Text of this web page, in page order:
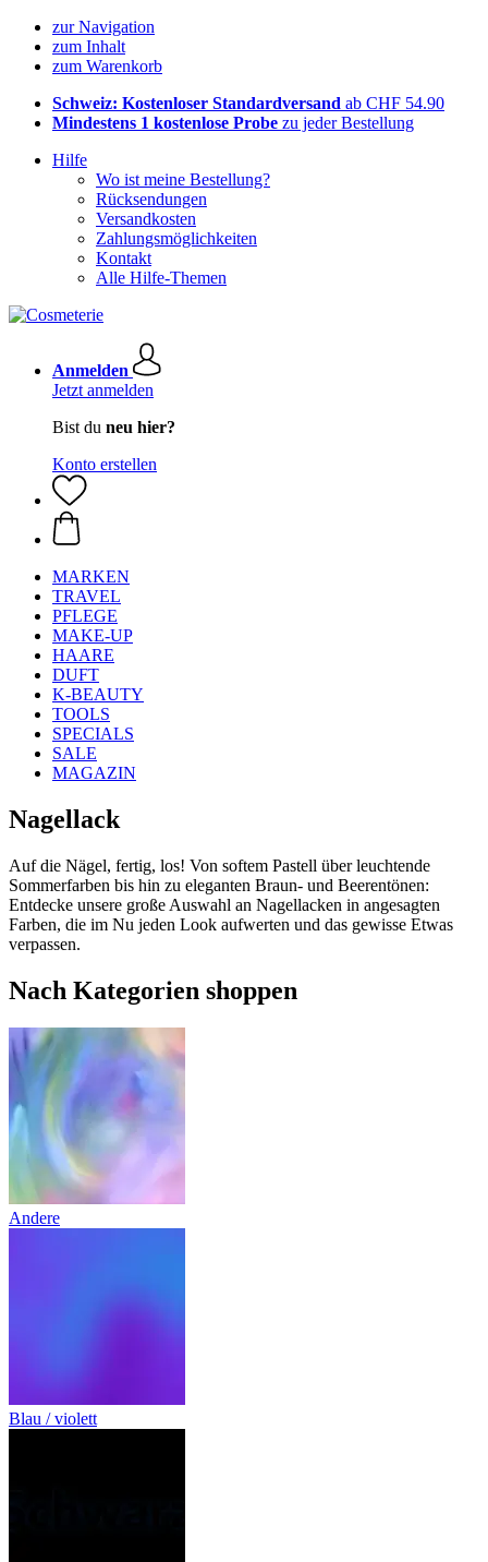
zur Navigation
zum Inhalt
zum Warenkorb
Schweiz: Kostenloser Standardversand ab CHF 54.90
Mindestens 1 kostenlose Probe zu jeder Bestellung
Hilfe
Wo ist meine Bestellung?
Rücksendungen
Versandkosten
Zahlungsmöglichkeiten
Kontakt
Alle Hilfe-Themen
Anmelden
Jetzt anmelden
Bist du neu hier?
Konto erstellen
MARKEN
TRAVEL
PFLEGE
MAKE-UP
HAARE
DUFT
K-BEAUTY
TOOLS
SPECIALS
SALE
MAGAZIN
Nagellack
Auf die Nägel, fertig, los! Von softem Pastell über leuchtende
Sommerfarben bis hin zu eleganten Braun- und Beerentönen:
Entdecke unsere große Auswahl an Nagellacken in angesagten
Farben, die im Nu jeden Look aufwerten und das gewisse Etwas
verpassen.
Nach Kategorien shoppen
Andere
Blau / violett